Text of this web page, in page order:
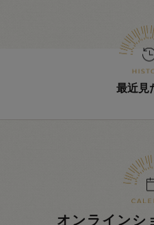
最近見
オンラインシ